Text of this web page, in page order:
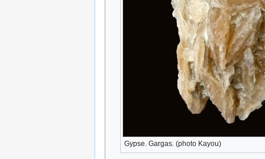
Gypse. Gargas. (photo Kayou)